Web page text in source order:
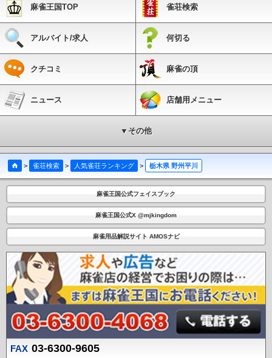
麻雀王国TOP 雀荘検索
アルバイト/求人 何切る
クチコミ 麻雀の頂
ニュース 店舗用メニュー
▼その他
> 雀荘検索 > 人気雀荘ランキング > 栃木県 野州平川
麻雀王国公式フェイスブック
麻雀王国公式X @mjkingdom
麻雀用品解説サイト AMOSナビ
FAX 03-6300-9605